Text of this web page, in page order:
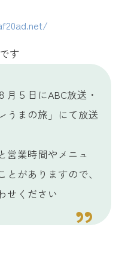
す
５日にABC放送・
うまの旅」にて放送
営業時間やメニュ
がありますので、
せください